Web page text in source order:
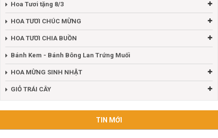
Hoa Tươi tặng 8/3
HOA TƯƠI CHÚC MỪNG
HOA TƯƠI CHIA BUỒN
Bánh Kem - Bánh Bông Lan Trứng Muối
HOA MỪNG SINH NHẬT
GIỎ TRÁI CÂY
TIN MỚI